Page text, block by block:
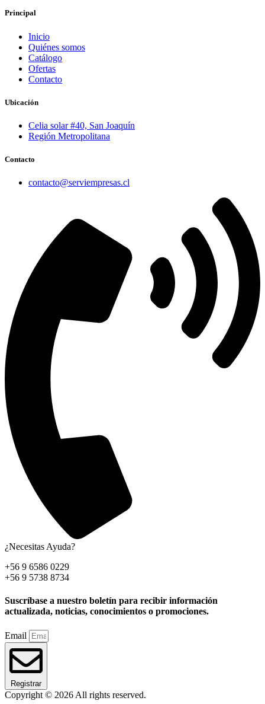
Principal
Inicio
Quiénes somos
Catálogo
Ofertas
Contacto
Ubicación
Celia solar #40, San Joaquín
Región Metropolitana
Contacto
contacto@serviempresas.cl
¿Necesitas Ayuda?
+56 9 6586 0229
+56 9 5738 8734
Suscríbase a nuestro boletín para recibir información
actualizada, noticias, conocimientos o promociones.
Email
Registrar
Copyright © 2026 All rights reserved.